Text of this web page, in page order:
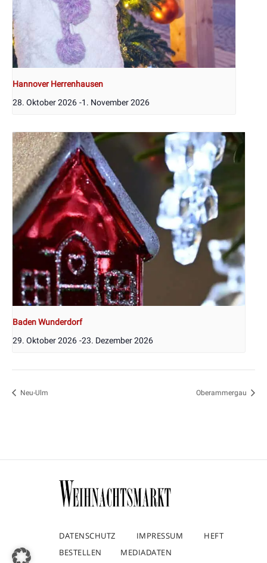
Hannover Herrenhausen
28. Oktober 2026 -1. November 2026
Baden Wunderdorf
29. Oktober 2026 -23. Dezember 2026
Neu-Ulm Oberammergau
DATENSCHUTZ IMPRESSUM
HEFT
BESTELLEN
MEDIADATEN